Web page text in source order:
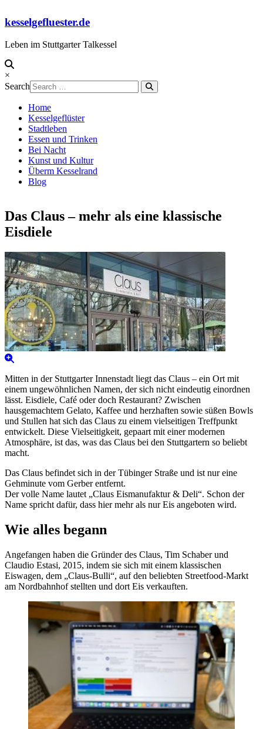
to
content
kesselgefluester.de
Leben im Stuttgarter Talkessel
×
Search
Home
Kesselgeflüster
Stadtleben
Essen und Trinken
Bei Nacht
Kunst und Kultur
Überm Kesselrand
Blog
Das Claus – mehr als eine klassische
Eisdiele
Mitten in der Stuttgarter Innenstadt liegt das Claus – ein Ort mit
einem ungewöhnlichen Namen, der sich nicht eindeutig einordnen
lässt. Eisdiele, Café oder doch Restaurant? Zwischen
hausgemachtem Gelato, Kaffee und herzhaften sowie süßen Bowls
und Stullen hat sich das Claus zu einem vielseitigen Treffpunkt
entwickelt. Diese Vielseitigkeit, gepaart mit einer modernen
Atmosphäre, ist das, was das Claus bei den Stuttgartern so beliebt
macht.
Das Claus befindet sich in der Tübinger Straße und ist nur eine
Gehminute vom Gerber entfernt.
Der volle Name lautet „Claus Eismanufaktur & Deli“. Schon der
Name spricht dafür, dass hier mehr als nur Eis angeboten wird.
Wie alles begann
Angefangen haben die Gründer des Claus, Tim Schaber und
Claudio Estasi, 2015, indem sie sich mit einem klassischen
Eiswagen, dem „Claus-Bulli“, auf den beliebten Streetfood-Markt
am Nordbahnhof stellten und dort Eis verkauften.